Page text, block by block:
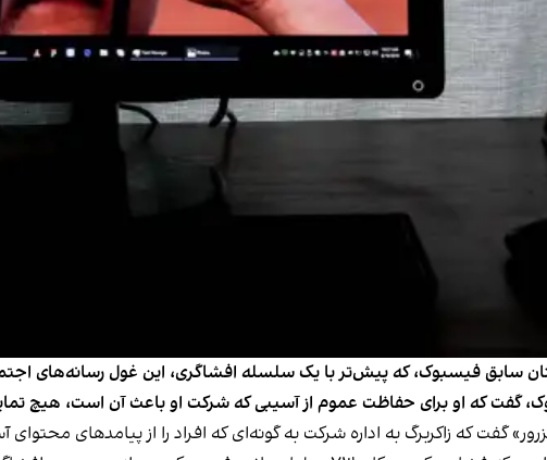
سابق فیسبوک، که پیش‌تر با یک سلسله افشاگری، این غول رسانه‌های
گفت که او برای حفاظت عموم از آسیبی که شرکت او باعث آن است، هیچ
گفت که زاکربرگ به اداره شرکت به گونه‌ای که افراد را از پیامدهای